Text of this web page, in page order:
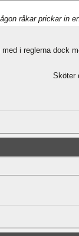
råkar prickar in
i reglerna dock
Sköter